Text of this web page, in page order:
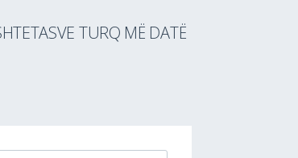
TURQ MË DATË